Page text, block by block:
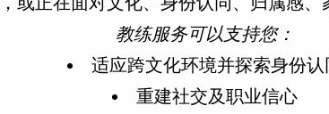
教练服务可以支持您：
适应跨文化环境并探索身份认
重建社交及职业信心